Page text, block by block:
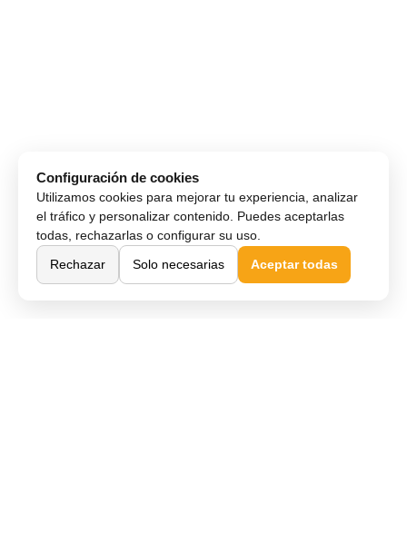
Configuración de cookies
Utilizamos cookies para mejorar tu experiencia, analizar
el tráfico y personalizar contenido. Puedes aceptarlas
todas, rechazarlas o configurar su uso.
Rechazar
Solo necesarias Aceptar todas